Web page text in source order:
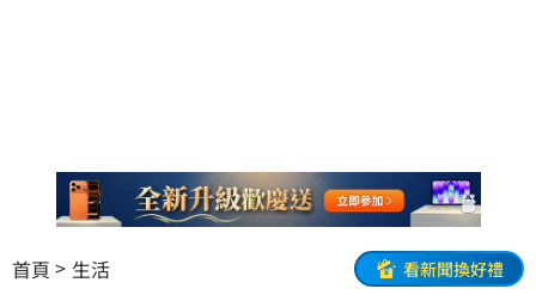
首頁 生活 看新聞換好禮